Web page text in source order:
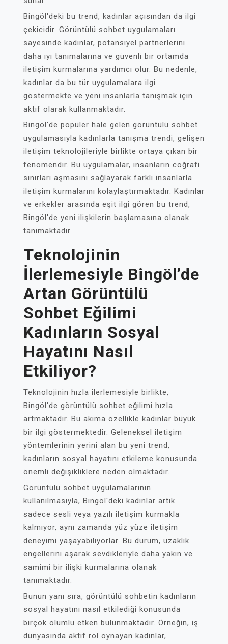
Bingöl'deki bu trend, kadınlar açısından da ilgi
çekicidir. Görüntülü sohbet uygulamaları
sayesinde kadınlar, potansiyel partnerlerini
daha iyi tanımalarına ve güvenli bir ortamda
iletişim kurmalarına yardımcı olur. Bu nedenle,
kadınlar da bu tür uygulamalara ilgi
göstermekte ve yeni insanlarla tanışmak için
aktif olarak kullanmaktadır.
Bingöl'de popüler hale gelen görüntülü sohbet
uygulamasıyla kadınlarla tanışma trendi, gelişen
iletişim teknolojileriyle birlikte ortaya çıkan bir
fenomendir. Bu uygulamalar, insanların coğrafi
sınırları aşmasını sağlayarak farklı insanlarla
iletişim kurmalarını kolaylaştırmaktadır. Kadınlar
ve erkekler arasında eşit ilgi gören bu trend,
Bingöl'de yeni ilişkilerin başlamasına olanak
tanımaktadır.
Teknolojinin
İlerlemesiyle Bingöl’de
Artan Görüntülü
Sohbet Eğilimi
Kadınların Sosyal
Hayatını Nasıl
Etkiliyor?
Teknolojinin hızla ilerlemesiyle birlikte,
Bingöl'de görüntülü sohbet eğilimi hızla
artmaktadır. Bu akıma özellikle kadınlar büyük
bir ilgi göstermektedir. Geleneksel iletişim
yöntemlerinin yerini alan bu yeni trend,
kadınların sosyal hayatını etkileme konusunda
önemli değişikliklere neden olmaktadır.
Görüntülü sohbet uygulamalarının
kullanılmasıyla, Bingöl'deki kadınlar artık
sadece sesli veya yazılı iletişim kurmakla
kalmıyor, aynı zamanda yüz yüze iletişim
deneyimi yaşayabiliyorlar. Bu durum, uzaklık
engellerini aşarak sevdikleriyle daha yakın ve
samimi bir ilişki kurmalarına olanak
tanımaktadır.
Bunun yanı sıra, görüntülü sohbetin kadınların
sosyal hayatını nasıl etkilediği konusunda
birçok olumlu etken bulunmaktadır. Örneğin, iş
dünyasında aktif rol oynayan kadınlar,